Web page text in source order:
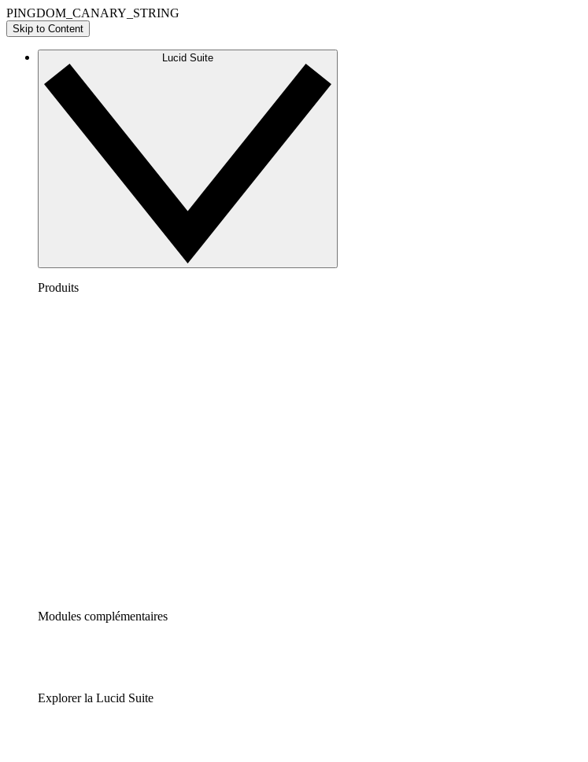
PINGDOM_CANARY_STRING
Skip to Content
Lucid Suite
Produits
Modules complémentaires
Explorer la Lucid Suite